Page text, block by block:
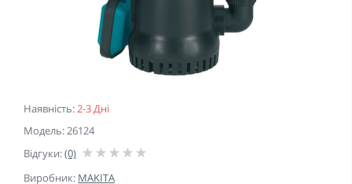
Наявність:2-3 Дні
Модель: 26124
Відгуки:(0)
Виробник: MAKITA